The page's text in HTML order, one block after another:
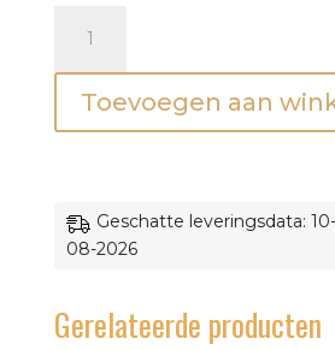
speelkleed
Luiaard
Toevoegen aan
Geschatte leveringsdata:
08-2026
Gerelateerde producten